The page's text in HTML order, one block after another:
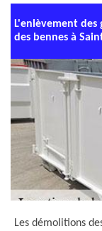
L'enlèvement des
des bennes à
Les démolitions